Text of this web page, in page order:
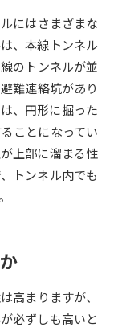
ムから探す
検索
にはさまざまな
、本線トンネル
のトンネルが並
難連絡坑があり
、円形に掘った
ことになってい
上部に溜まる性
トンネル内でも
高まりますが、
必ずしも高いと